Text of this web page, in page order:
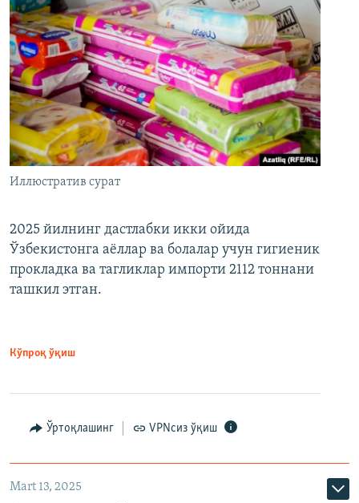
Иллюстратив сурат
2025 йилнинг дастлабки икки ойида
Ўзбекистонга аёллар ва болалар учун гигиеник
прокладка ва тагликлар импорти 2112 тоннани
ташкил этган.
Кўпроқ ўқиш
Ўртоқлашинг VPNсиз ўқиш
Mart 13, 2025